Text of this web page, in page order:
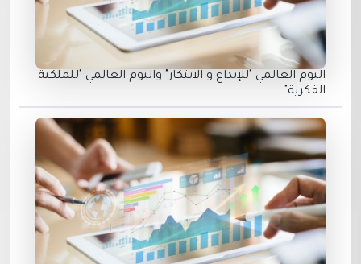
اليوم العالمي "للإبداع و الابتكار" واليوم العالمي "للملكية
الفكرية"